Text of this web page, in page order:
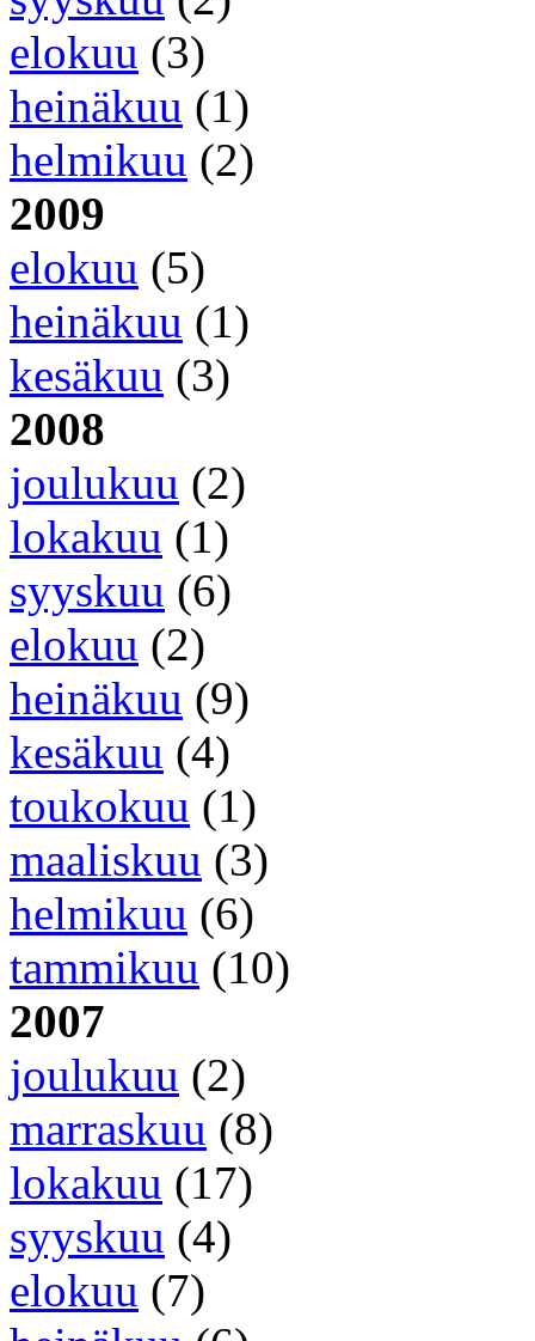
elokuu (3)
heinäkuu (1)
helmikuu (2)
2009
elokuu (5)
heinäkuu (1)
kesäkuu (3)
2008
joulukuu (2)
lokakuu (1)
syyskuu (6)
elokuu (2)
heinäkuu (9)
kesäkuu (4)
toukokuu (1)
maaliskuu (3)
helmikuu (6)
tammikuu (10)
2007
joulukuu (2)
marraskuu (8)
lokakuu (17)
syyskuu (4)
elokuu (7)